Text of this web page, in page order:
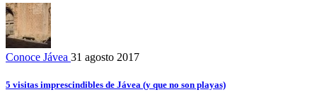
Conoce Jávea 31 agosto 2017
5 visitas imprescindibles de Jávea (y que no son playas)